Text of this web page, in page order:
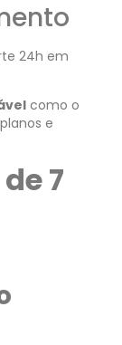
24h em
como o
e
7